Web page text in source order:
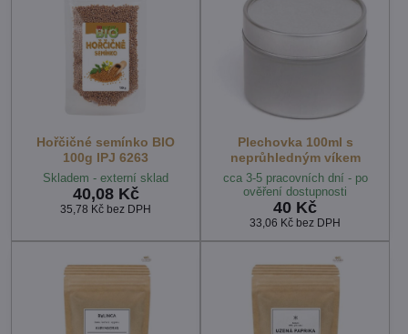
Hořčičné semínko BIO
100g IPJ 6263
Skladem - externí sklad
40,08 Kč
35,78 Kč bez DPH
Plechovka 100ml s
neprůhledným víkem
cca 3-5 pracovních dní - po
ověření dostupnosti
40 Kč
33,06 Kč bez DPH